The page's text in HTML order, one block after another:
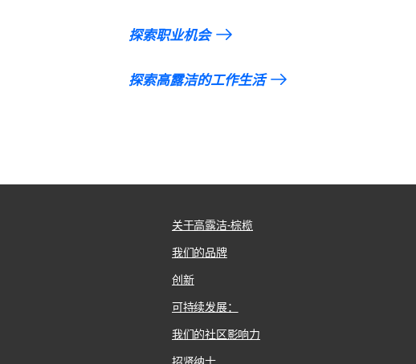
探索职业机会
探索高露洁的工作生活
关于高露洁-棕榄
我们的品牌
创新
可持续发展：
我们的社区影响力